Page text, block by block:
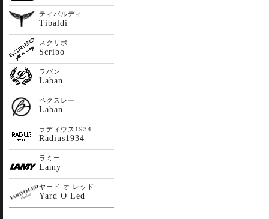
ティバルディ
Tibaldi
スクリボ
Scribo
ラバン
Laban
ベクスレー
Laban
ラディウス1934
Radius1934
ラミー
Lamy
ヤード オ レッド
Yard O Led